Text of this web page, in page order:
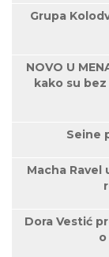
Grupa
NOVO U
kako su
Seine
Macha
Dora Vestić